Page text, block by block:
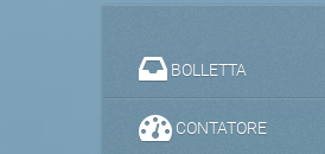
BOLLETTA
CONTATORE